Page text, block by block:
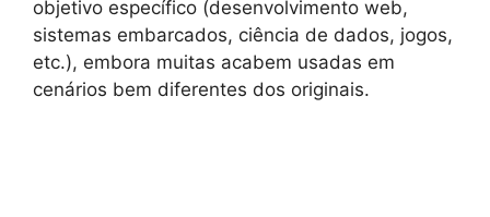
objetivo específico (desenvolvimento web,
sistemas embarcados, ciência de dados, jogos,
etc.), embora muitas acabem usadas em
cenários bem diferentes dos originais.